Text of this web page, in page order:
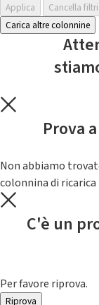
Applica
Cancella filtri
Carica altre colonnine
Prova
Non abbiamo
colonnina di
C'è un
Per favore riprova.
Riprova